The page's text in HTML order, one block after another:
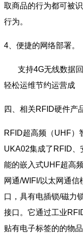
取商品的行为都可被
行为。
4、便捷的网络部署。
支持4G无线数据回
轻松运维节约运营成
四、相关RFID硬件产
RFID超高频（UHF）
UKA02集成了RFID、
能的嵌入式UHF超高
网通/WIFI/以太网通
口，具有电插锁/磁力
接口。它通过工业
贴有电子标签的的物